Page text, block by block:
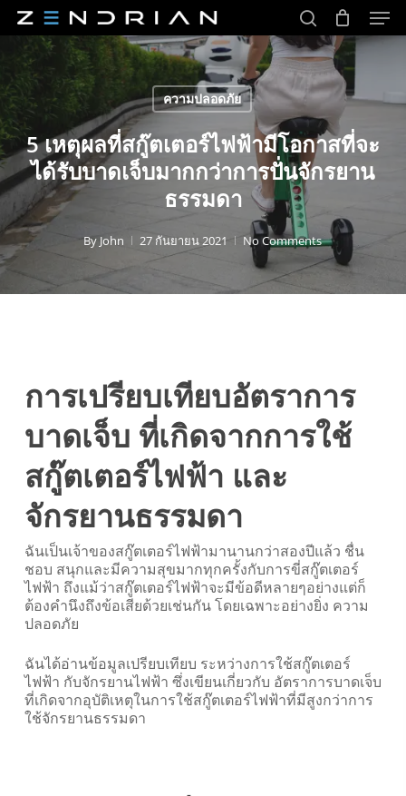
Skip
main
content
search
ความปลอดภัย
5 เหตุผลที่สกู๊ตเตอร์ไฟฟ้ามีโอกาสที่จะ
ได้รับบาดเจ็บมากกว่าการปั่นจักรยาน
ธรรมดา
By John 27 กันยายน 2021 No Comments
การเปรียบเทียบอัตราการ
บาดเจ็บ ที่เกิดจากการใช้
สกู๊ตเตอร์ไฟฟ้า และ
จักรยานธรรมดา
ฉันเป็นเจ้าของสกู๊ตเตอร์ไฟฟ้ามานานกว่าสองปีแล้ว ชื่น
ชอบ สนุกและมีความสุขมากทุกครั้งกับการขี่สกู๊ตเตอร์
ไฟฟ้า ถึงแม้ว่าสกู๊ตเตอร์ไฟฟ้าจะมีข้อดีหลายๆอย่างแต่ก็
ต้องคำนึงถึงข้อเสียด้วยเช่นกัน โดยเฉพาะอย่างยิ่ง ความ
ปลอดภัย
ฉันได้อ่านข้อมูลเปรียบเทียบ ระหว่างการใช้สกู๊ตเตอร์
ไฟฟ้า กับจักรยานไฟฟ้า ซึ่งเขียนเกี่ยวกับ อัตราการบาดเจ็บ
ที่เกิดจากอุบัติเหตุในการใช้สกู๊ตเตอร์ไฟฟ้าที่มีสูงกว่าการ
ใช้จักรยานธรรมดา
Close